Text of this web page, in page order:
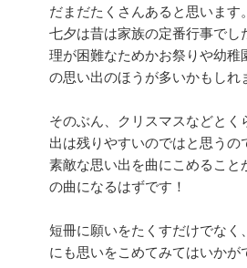
だまだたくさんあると思います。
七夕は昔は家族の定番行事でし
理が困難なためかお祭りや幼稚
の思い出のほうが多いかもしれ
そのぶん、クリスマスなどとく
出は残りやすいのではと思うの
素敵な思い出を曲にこめること
の曲になるはずです！
短冊に願いをたくすだけでなく
にも思いをこめてみてはいかが